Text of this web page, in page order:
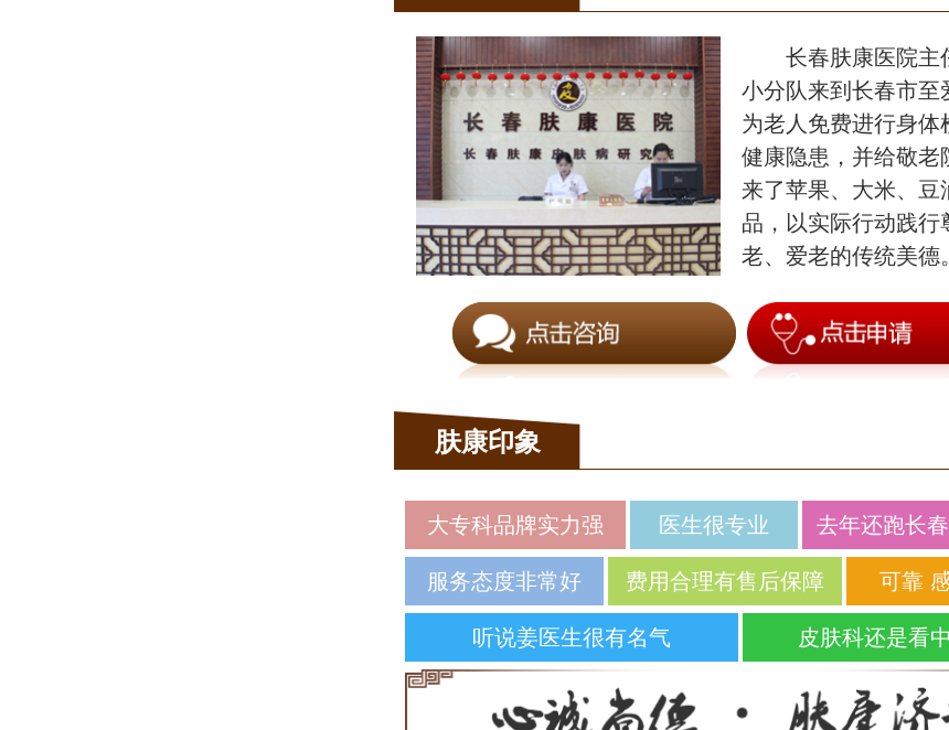
长春肤康医院主
小分队来到长春市至
为老人免费进行身体
健康隐患，并给敬老
来了苹果、大米、豆
品，以实际行动践行
老、爱老的传统美德。
肤康印象
大专科品牌实力强 医生很专业 去年还跑长
服务态度非常好 费用合理有售后保障 可靠
听说姜医生很有名气 皮肤科还是看